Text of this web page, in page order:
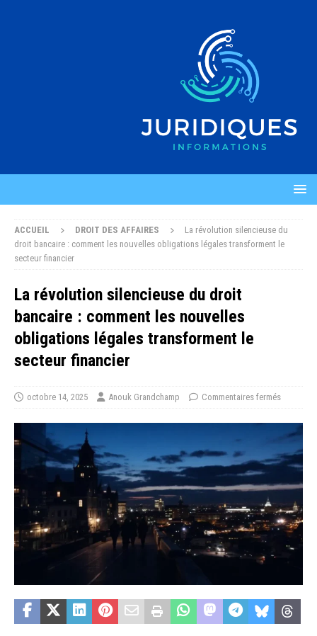
ACCUEIL DROIT DES AFFAIRES
La révolution silencieuse du
droit bancaire : comment les nouvelles obligations légales transforment le
secteur financier
La révolution silencieuse du droit
bancaire : comment les nouvelles
obligations légales transforment le
secteur financier
octobre 14, 2025 Anouk Grandchamp Commentaires fermés